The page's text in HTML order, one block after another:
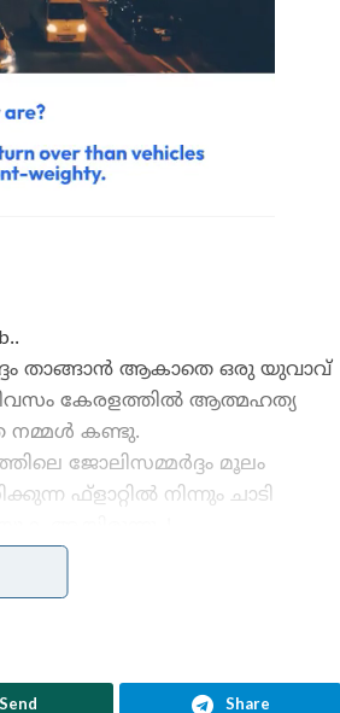
താങ്ങാൻ ആകാതെ ഒരു യുവാവ്
കേരളത്തിൽ ആത്മഹത്യ
നമ്മൾ കണ്ടു.
ജോലിസമ്മർദ്ദം മൂലം
ഫ്‌ളാറ്റിൽ നിന്നും ചാടി
കാരണമുള്ള ആത്മഹത്യയെ
നമ്മൾ അറിയുന്നുള്ളൂ. ജോലി
Send Share